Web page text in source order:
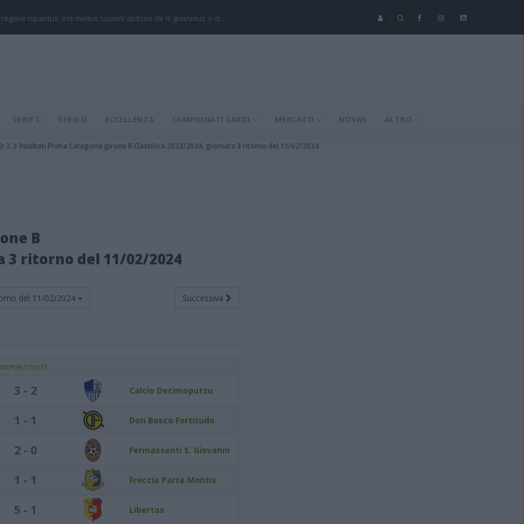
regalai ispantus: est mellus scumiti apitzus de is giòvunus o is… Serie C - Coppa Italia: Spezia-Torres posticipata a domenica 16
SERIE C SERIE D ECCELLENZA CAMPIONATI SARDI MERCATO NOVAS ALTRO
3 Risultati Prima Categoria girone B Classifica 2023/2024, giornata 3 ritorno del 11/02/2024
B
3 ritorno del 11/02/2024
del 11/02/2024 Successiva
3 - 2 Calcio Decimoputzu
1 - 1 Don Bosco Fortitudo
2 - 0 Fermassenti S. Giovanni
1 - 1 Freccia Parte Montis
5 - 1 Libertas